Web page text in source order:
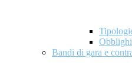
Bandi di gara e